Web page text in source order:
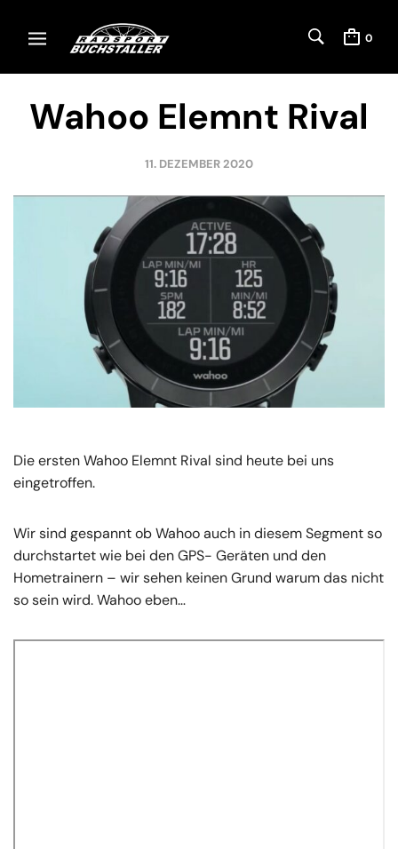
0
Wahoo Elemnt Rival
11. DEZEMBER 2020
Die ersten Wahoo Elemnt Rival sind heute bei uns
eingetroffen.
Wir sind gespannt ob Wahoo auch in diesem Segment so
durchstartet wie bei den GPS- Geräten und den
Hometrainern – wir sehen keinen Grund warum das nicht
so sein wird. Wahoo eben…